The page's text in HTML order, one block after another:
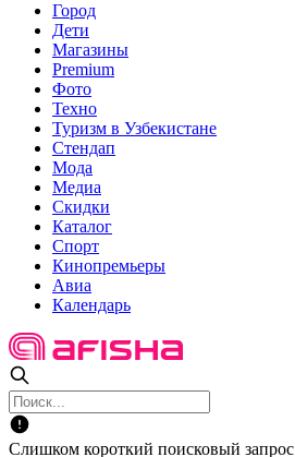
Город
Дети
Магазины
Premium
Фото
Техно
Туризм в Узбекистане
Стендап
Мода
Медиа
Скидки
Каталог
Спорт
Кинопремьеры
Авиа
Календарь
Слишком короткий поисковый запрос